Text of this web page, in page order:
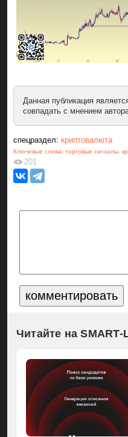
Данная публикация
совпадать с мнением
спецраздел: криптовалюта
Ключевые слова: торговые сигналы
201
Читайте на SMART-